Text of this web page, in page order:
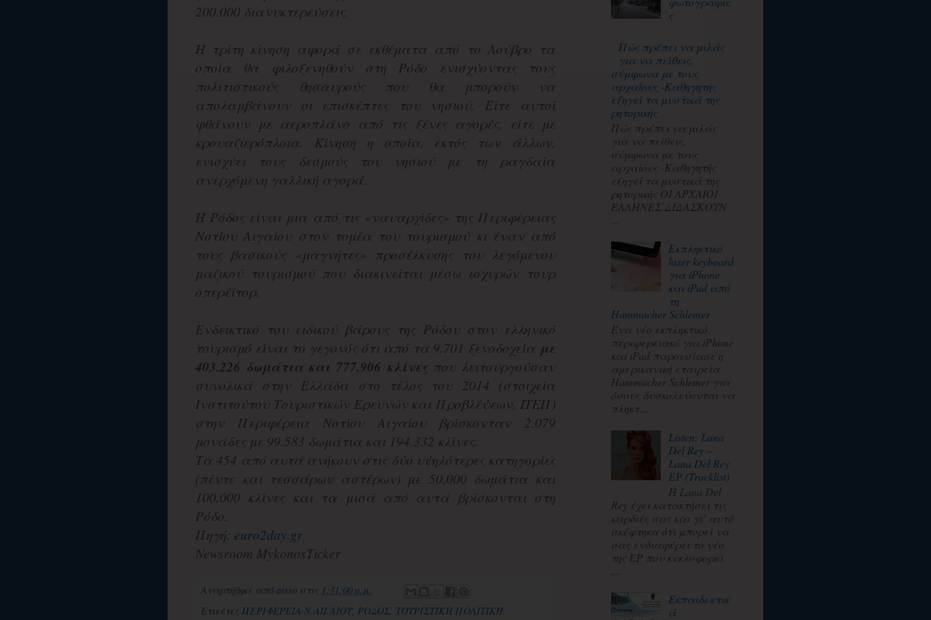
200.000 διανυκτερεύσεις.
Η τρίτη κίνηση αφορά σε εκθέματα από το Λούβρο τα
οποία θα φιλοξενηθούν στη Ρόδο ενισχύοντας τους
πολιτιστικούς θησαυρούς που θα μπορούν να
απολαμβάνουν οι επισκέπτες του νησιού. Είτε αυτοί
φθάνουν με αεροπλάνο από τις ξένες αγορές, είτε με
κρουαζιερόπλοια. Κίνηση η οποία, εκτός των άλλων,
ενισχύει τους δεσμούς του νησιού με τη ραγδαία
ανερχόμενη γαλλική αγορά.
Η Ρόδος είναι μια από τις «ναυαρχίδες» της Περιφέρειας
Νοτίου Αιγαίου στον τομέα του τουρισμού κι έναν από
τους βασικούς «μαγνήτες» προσέλκυσης του λεγόμενου
μαζικού τουρισμού που διακινείται μέσω ισχυρών τουρ
οπερέϊτορ.
Ενδεικτικό του ειδικού βάρους της Ρόδου στον ελληνικό
τουρισμό είναι το γεγονός ότι από τα 9.701 ξενοδοχεία με
403.226 δωμάτια και 777.906 κλίνεςπου λειτουργούσαν
συνολικά στην Ελλάδα στο τέλος του 2014 (στοιχεία
Ινστιτούτου Τουριστικών Ερευνών και Προβλέψεων, ΙΤΕΠ)
στην Περιφέρεια Νοτίου Αιγαίου βρίσκονταν 2.079
μονάδες με 99.583 δωμάτια και 194.332 κλίνες.
Τα 454 από αυτά ανήκουν στις δύο υψηλότερες κατηγορίες
(πέντε και τεσσάρων αστέρων) με 50.000 δωμάτια και
100.000 κλίνες και τα μισά από αυτά βρίσκονται στη
Ρόδο.
Πηγή: euro2day.gr
Newsroom MykonosTicker
Αναρτήθηκε από aisso στις 1:31:00 μ.μ.
Ετικέτες ΠΕΡΙΦΕΡΕΙΑ Ν.ΑΙΓΑΙΟΥ, ΡΟΔΟΣ, ΤΟΥΡΙΣΤΙΚΗ ΠΟΛΙΤΙΚΗ
ς
Πώς πρέπει να μιλάς
για να πείθεις,
σύμφωνα με τους
αρχαίους -Καθηγητής
εξηγεί τα μυστικά της
ρητορικής
Πώς πρέπει να μιλάς
για να πείθεις,
σύμφωνα με τους
αρχαίους -Καθηγητής
εξηγεί τα μυστικά της
ρητορικής ΟΙ ΑΡΧΑΙΟΙ
ΕΛΛΗΝΕΣ ΔΙΔΑΣΚΟΥΝ
Εκπληκτικό
laser keyboard
για iPhone
και iPad από
τη
Hammacher Schlemer
Ένα νέο εκπληκτικό
περιφερειακό για iPhone
και iPad παρουσίασε η
αμερικανική εταιρεία
Hammacher Schlemer για
όσους δυσκολεύονται να
πληκτ...
Listen: Lana
Del Rey –
Lana Del Rey
EP (Tracklist)
Η Lana Del
Rey έχει κατακτήσει τις
καρδιές σας και γι’ αυτό
σκέφτηκα ότι μπορεί να
σας ενδιαφέρει το νέο
της EP που κυκλοφορεί
Εκπαιδευτικ
ά